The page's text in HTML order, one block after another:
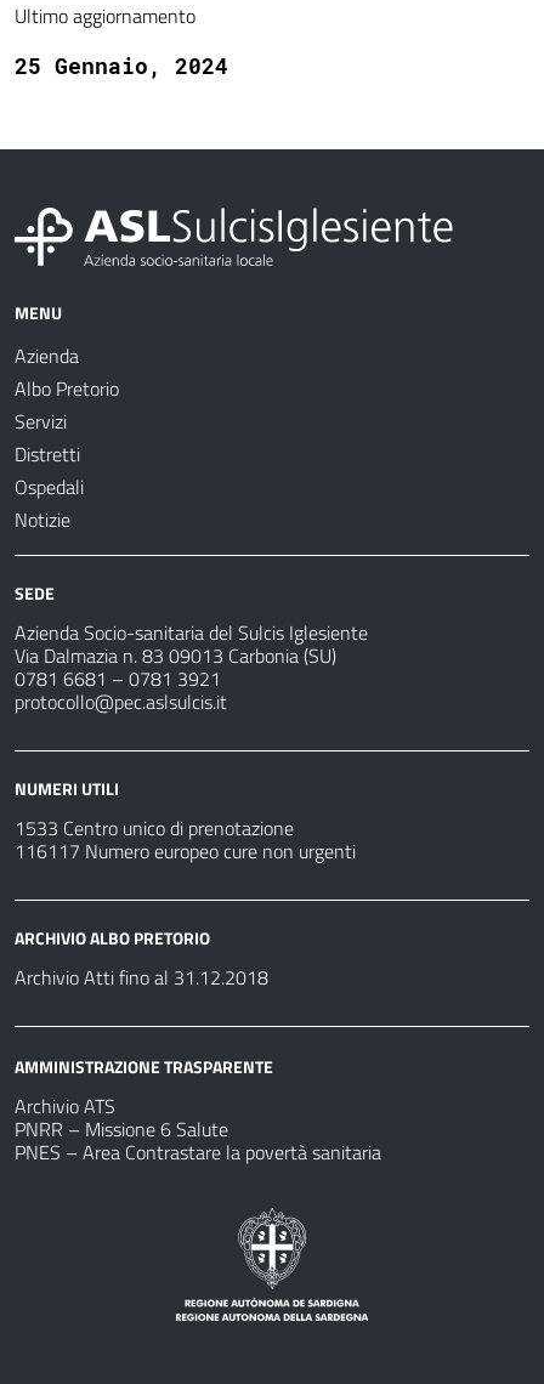
Ultimo aggiornamento
25 Gennaio, 2024
MENU
Azienda
Albo Pretorio
Servizi
Distretti
Ospedali
Notizie
SEDE
Azienda Socio-sanitaria del Sulcis Iglesiente
Via Dalmazia n. 83 09013 Carbonia (SU)
0781 6681 – 0781 3921
protocollo@pec.aslsulcis.it
NUMERI UTILI
1533 Centro unico di prenotazione
116117 Numero europeo cure non urgenti
ARCHIVIO ALBO PRETORIO
Archivio Atti fino al 31.12.2018
AMMINISTRAZIONE TRASPARENTE
Archivio ATS
PNRR – Missione 6 Salute
PNES – Area Contrastare la povertà sanitaria